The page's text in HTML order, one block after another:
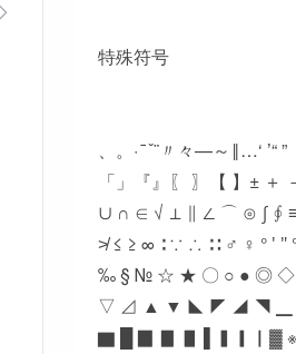
特殊符号
、。·ˉˇ¨〃々—～‖…‘ ’“
「」『』〖 〗【 】±
∪ ∩ ∈ √ ⊥ ∥ ∠ ⌒ ⊙ ∫ ∮
≯ ≤ ≥ ∞ ∶ ∵ ∴ ∷ ♂ ♀ ° ′
‰ § № ☆ ★ 〇 ○ ● ◎ ◇
▽ ⊿ ▲ ▼ ◣ ◤ ◢ ◥
▇ █ ▉ ▊ ▋ ▌▍▎▏▓